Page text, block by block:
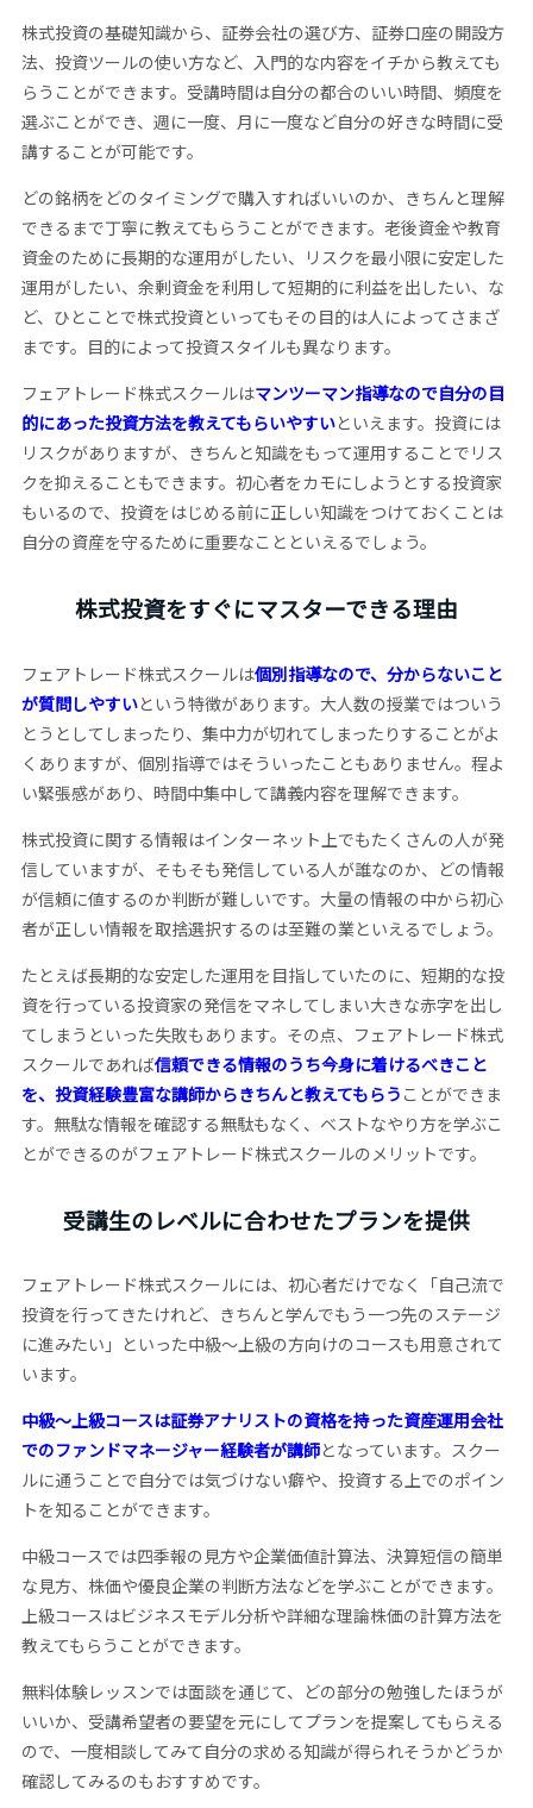
株式投資の基礎知識から、証券会社の選び方、証券口座の開設方
法、投資ツールの使い方など、入門的な内容をイチから教えても
らうことができます。受講時間は自分の都合のいい時間、頻度を
選ぶことができ、週に一度、月に一度など自分の好きな時間に受
講することが可能です。
どの銘柄をどのタイミングで購入すればいいのか、きちんと理解
できるまで丁寧に教えてもらうことができます。老後資金や教育
資金のために長期的な運用がしたい、リスクを最小限に安定した
運用がしたい、余剰資金を利用して短期的に利益を出したい、な
ど、ひとことで株式投資といってもその目的は人によってさまざ
まです。目的によって投資スタイルも異なります。
フェアトレード株式スクールはマンツーマン指導なので自分の目
的にあった投資方法を教えてもらいやすいといえます。投資には
リスクがありますが、きちんと知識をもって運用することでリス
クを抑えることもできます。初心者をカモにしようとする投資家
もいるので、投資をはじめる前に正しい知識をつけておくことは
自分の資産を守るために重要なことといえるでしょう。
株式投資をすぐにマスターできる理由
フェアトレード株式スクールは個別指導なので、分からないこと
が質問しやすいという特徴があります。大人数の授業ではついう
とうとしてしまったり、集中力が切れてしまったりすることがよ
くありますが、個別指導ではそういったこともありません。程よ
い緊張感があり、時間中集中して講義内容を理解できます。
株式投資に関する情報はインターネット上でもたくさんの人が発
信していますが、そもそも発信している人が誰なのか、どの情報
が信頼に値するのか判断が難しいです。大量の情報の中から初心
者が正しい情報を取捨選択するのは至難の業といえるでしょう。
たとえば長期的な安定した運用を目指していたのに、短期的な投
資を行っている投資家の発信をマネしてしまい大きな赤字を出し
てしまうといった失敗もあります。その点、フェアトレード株式
スクールであれば信頼できる情報のうち今身に着けるべきこと
を、投資経験豊富な講師からきちんと教えてもらう ことができま
す。無駄な情報を確認する無駄もなく、ベストなやり方を学ぶこ
とができるのがフェアトレード株式スクールのメリットです。
受講生のレベルに合わせたプランを提供
フェアトレード株式スクールには、初心者だけでなく「自己流で
投資を行ってきたけれど、きちんと学んでもう一つ先のステージ
に進みたい」といった中級～上級の方向けのコースも用意されて
います。
中級～上級コースは証券アナリストの資格を持った資産運用会社
でのファンドマネージャー経験者が講師となっています。スクー
ルに通うことで自分では気づけない癖や、投資する上でのポイン
トを知ることができます。
中級コースでは四季報の見方や企業価値計算法、決算短信の簡単
な見方、株価や優良企業の判断方法などを学ぶことができます。
上級コースはビジネスモデル分析や詳細な理論株価の計算方法を
教えてもらうことができます。
無料体験レッスンでは面談を通じて、どの部分の勉強したほうが
いいか、受講希望者の要望を元にしてプランを提案してもらえる
ので、一度相談してみて自分の求める知識が得られそうかどうか
確認してみるのもおすすめです。